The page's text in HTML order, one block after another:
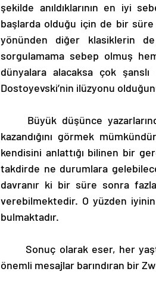
şekilde anıldıklarının en iyi
başlarda olduğu için de bir
yönünden diğer klasiklerin
sorgulamama sebep olmuş
dünyalara alacaksa çok
Dostoyevski’nin ilüzyonu
kazandığını görmek
kendisini anlattığı bilinen bir
takdirde ne durumlara
davranır ki bir süre sonra
verebilmektedir. O yüzden
bulmaktadır.
önemli mesajlar barındıran bir